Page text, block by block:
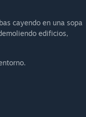
cayendo en una sopa
edificios,